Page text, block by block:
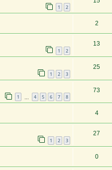
1 2
2
1 2
13
1 2 3
25
1 4 5 6 7 8
73
4
1 2 3
27
0